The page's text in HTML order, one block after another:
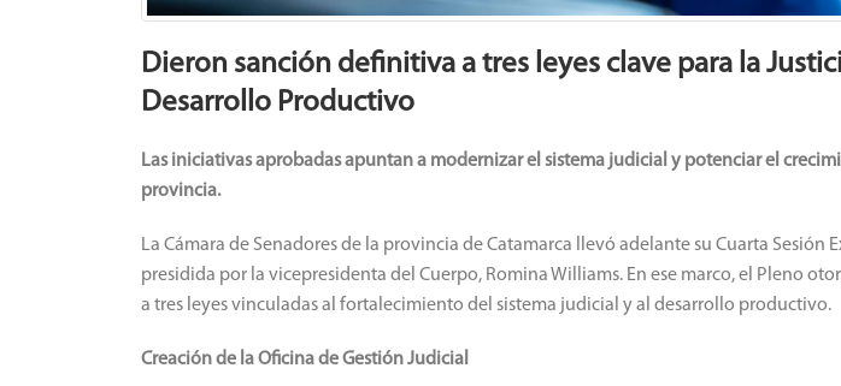
Dieron sanción definitiva a tres leyes clave para la
Desarrollo Productivo
Las iniciativas aprobadas apuntan a modernizar el sistema judicial y potenciar el
provincia.
La Cámara de Senadores de la provincia de Catamarca llevó adelante su Cuarta Sesión
presidida por la vicepresidenta del Cuerpo, Romina Williams. En ese marco, el Pleno
a tres leyes vinculadas al fortalecimiento del sistema judicial y al desarrollo productivo.
Creación de la Oficina de Gestión Judicial